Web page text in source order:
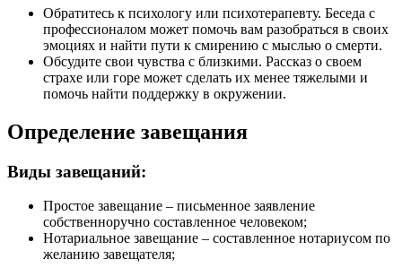
Обратитесь к психологу или психотерапевту. Беседа с
профессионалом может помочь вам разобраться в своих
эмоциях и найти пути к смирению с мыслью о смерти.
Обсудите свои чувства с близкими. Рассказ о своем
страхе или горе может сделать их менее тяжелыми и
помочь найти поддержку в окружении.
Определение завещания
Виды завещаний:
Простое завещание – письменное заявление
собственноручно составленное человеком;
Нотариальное завещание – составленное нотариусом по
желанию завещателя;